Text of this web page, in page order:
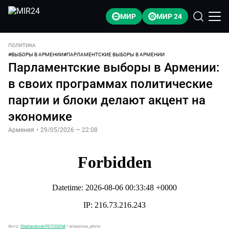
МИР МИР 24
ПОЛИТИКА
#ВЫБОРЫ В АРМЕНИИ#ПАРЛАМЕНТСКИЕ ВЫБОРЫ В АРМЕНИИ
Парламентские выборы в Армении:
в своих программах политические
партии и блоки делают акцент на
экономике
Армения • 29/05/2026 — 22:08
Фото: Shutterstock/FOTODOM / artaxerxes_photo